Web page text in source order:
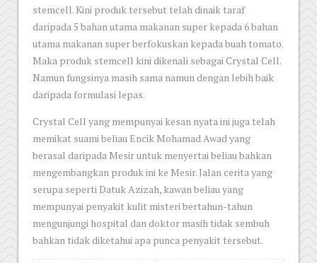
stemcell. Kini produk tersebut telah dinaik taraf
daripada 5 bahan utama makanan super kepada 6 bahan
utama makanan super berfokuskan kepada buah tomato.
Maka produk stemcell kini dikenali sebagai Crystal Cell.
Namun fungsinya masih sama namun dengan lebih baik
daripada formulasi lepas.
Crystal Cell yang mempunyai kesan nyata ini juga telah
memikat suami beliau Encik Mohamad Awad yang
berasal daripada Mesir untuk menyertai beliau bahkan
mengembangkan produk ini ke Mesir. Jalan cerita yang
serupa seperti Datuk Azizah, kawan beliau yang
mempunyai penyakit kulit misteri bertahun-tahun
mengunjungi hospital dan doktor masih tidak sembuh
bahkan tidak diketahui apa punca penyakit tersebut.